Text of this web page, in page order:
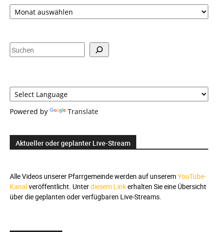
Zeitauswahl,
Suche
Suchen
Powered by Translate
Aktueller oder geplanter Live-Stream
Alle Videos unserer Pfarrgemeinde werden auf unseremYouTube-
Kanalveröffentlicht. Unterdiesem Linkerhalten Sie eine Übersicht
über die geplanten oder verfügbaren Live-Streams.